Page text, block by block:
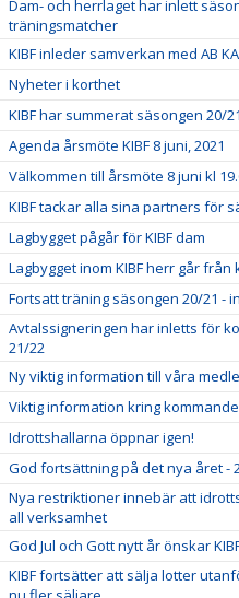
Dam- och herrlaget har inlett
träningsmatcher
KIBF inleder samverkan med AB
Nyheter i korthet
KIBF har summerat säsongen 20/21
Agenda årsmöte KIBF 8 juni, 2021
Välkommen till årsmöte 8 juni kl
KIBF tackar alla sina partners för
Lagbygget pågår för KIBF dam
Lagbygget inom KIBF herr går
Fortsatt träning säsongen 20/21 -
Avtalssigneringen har inletts för
21/22
Ny viktig information till våra
Viktig information kring
Idrottshallarna öppnar igen!
God fortsättning på det nya året -
Nya restriktioner innebär att
all verksamhet
God Jul och Gott nytt år önskar
KIBF fortsätter att sälja lotter